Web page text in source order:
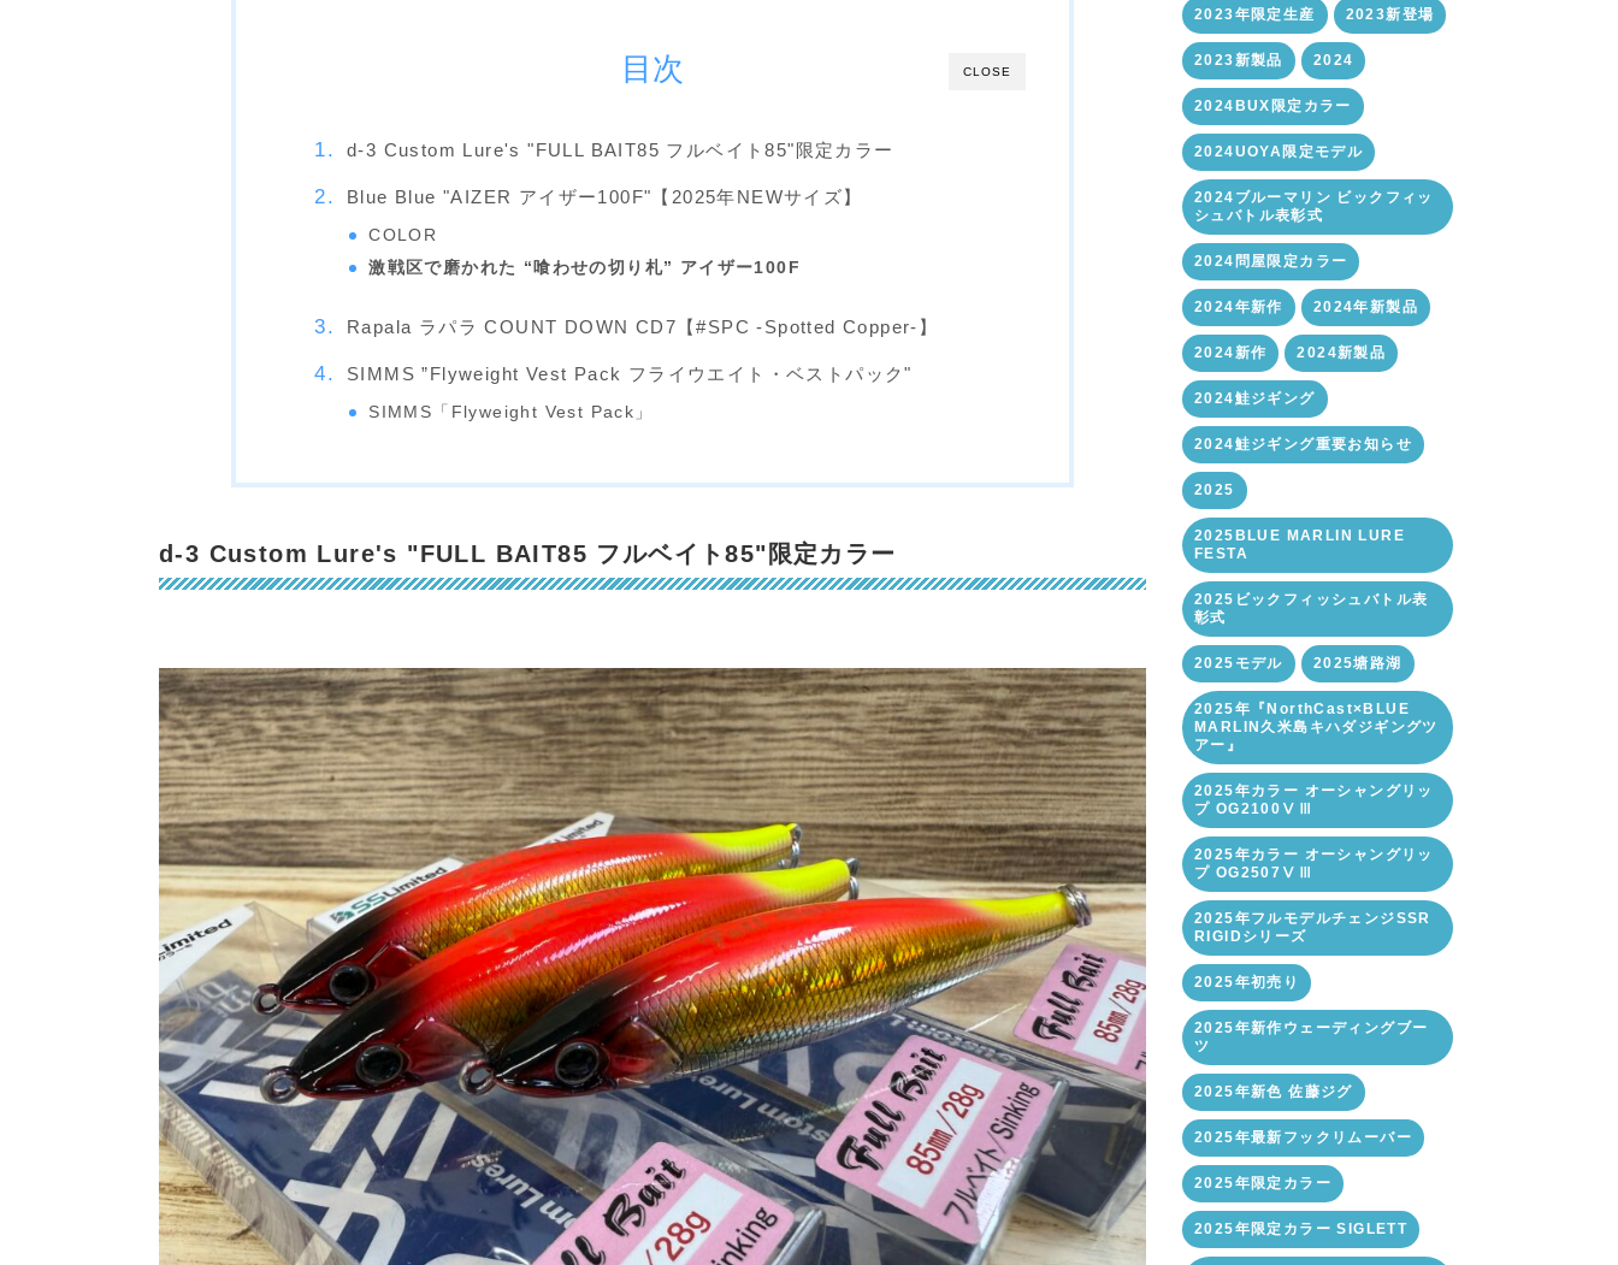
CLOSE
目次
d-3 Custom Lure's "FULL BAIT85 フルベイト85"限定カラー
Blue Blue "AIZER アイザー100F"【2025年NEWサイズ】
COLOR
激戦区で磨かれた “喰わせの切り札” アイザー100F
Rapala ラパラ COUNT DOWN CD7【#SPC -Spotted Copper-】
SIMMS ”Flyweight Vest Pack フライウエイト・ベストパック"
SIMMS「Flyweight Vest Pack」
d-3 Custom Lure's "FULL BAIT85 フルベイト85"限定カラー
2023年限定生産 2023新登場
2023新製品 2024
2024BUX限定カラー
2024UOYA限定モデル
2024ブルーマリン ビックフィッ
シュバトル表彰式
2024問屋限定カラー
2024年新作 2024年新製品
2024新作 2024新製品
2024鮭ジギング
2024鮭ジギング重要お知らせ
2025
2025BLUE MARLIN LURE
FESTA
2025ビックフィッシュバトル表
彰式
2025モデル 2025塘路湖
2025年『NorthCast×BLUE
MARLIN久米島キハダジギングツ
アー』
2025年カラー オーシャングリッ
プ OG2100ⅤⅢ
2025年カラー オーシャングリッ
プ OG2507ⅤⅢ
2025年フルモデルチェンジSSR
RIGIDシリーズ
2025年初売り
2025年新作ウェーディングブー
ツ
2025年新色 佐藤ジグ
2025年最新フックリムーバー
2025年限定カラー
2025年限定カラー SIGLETT